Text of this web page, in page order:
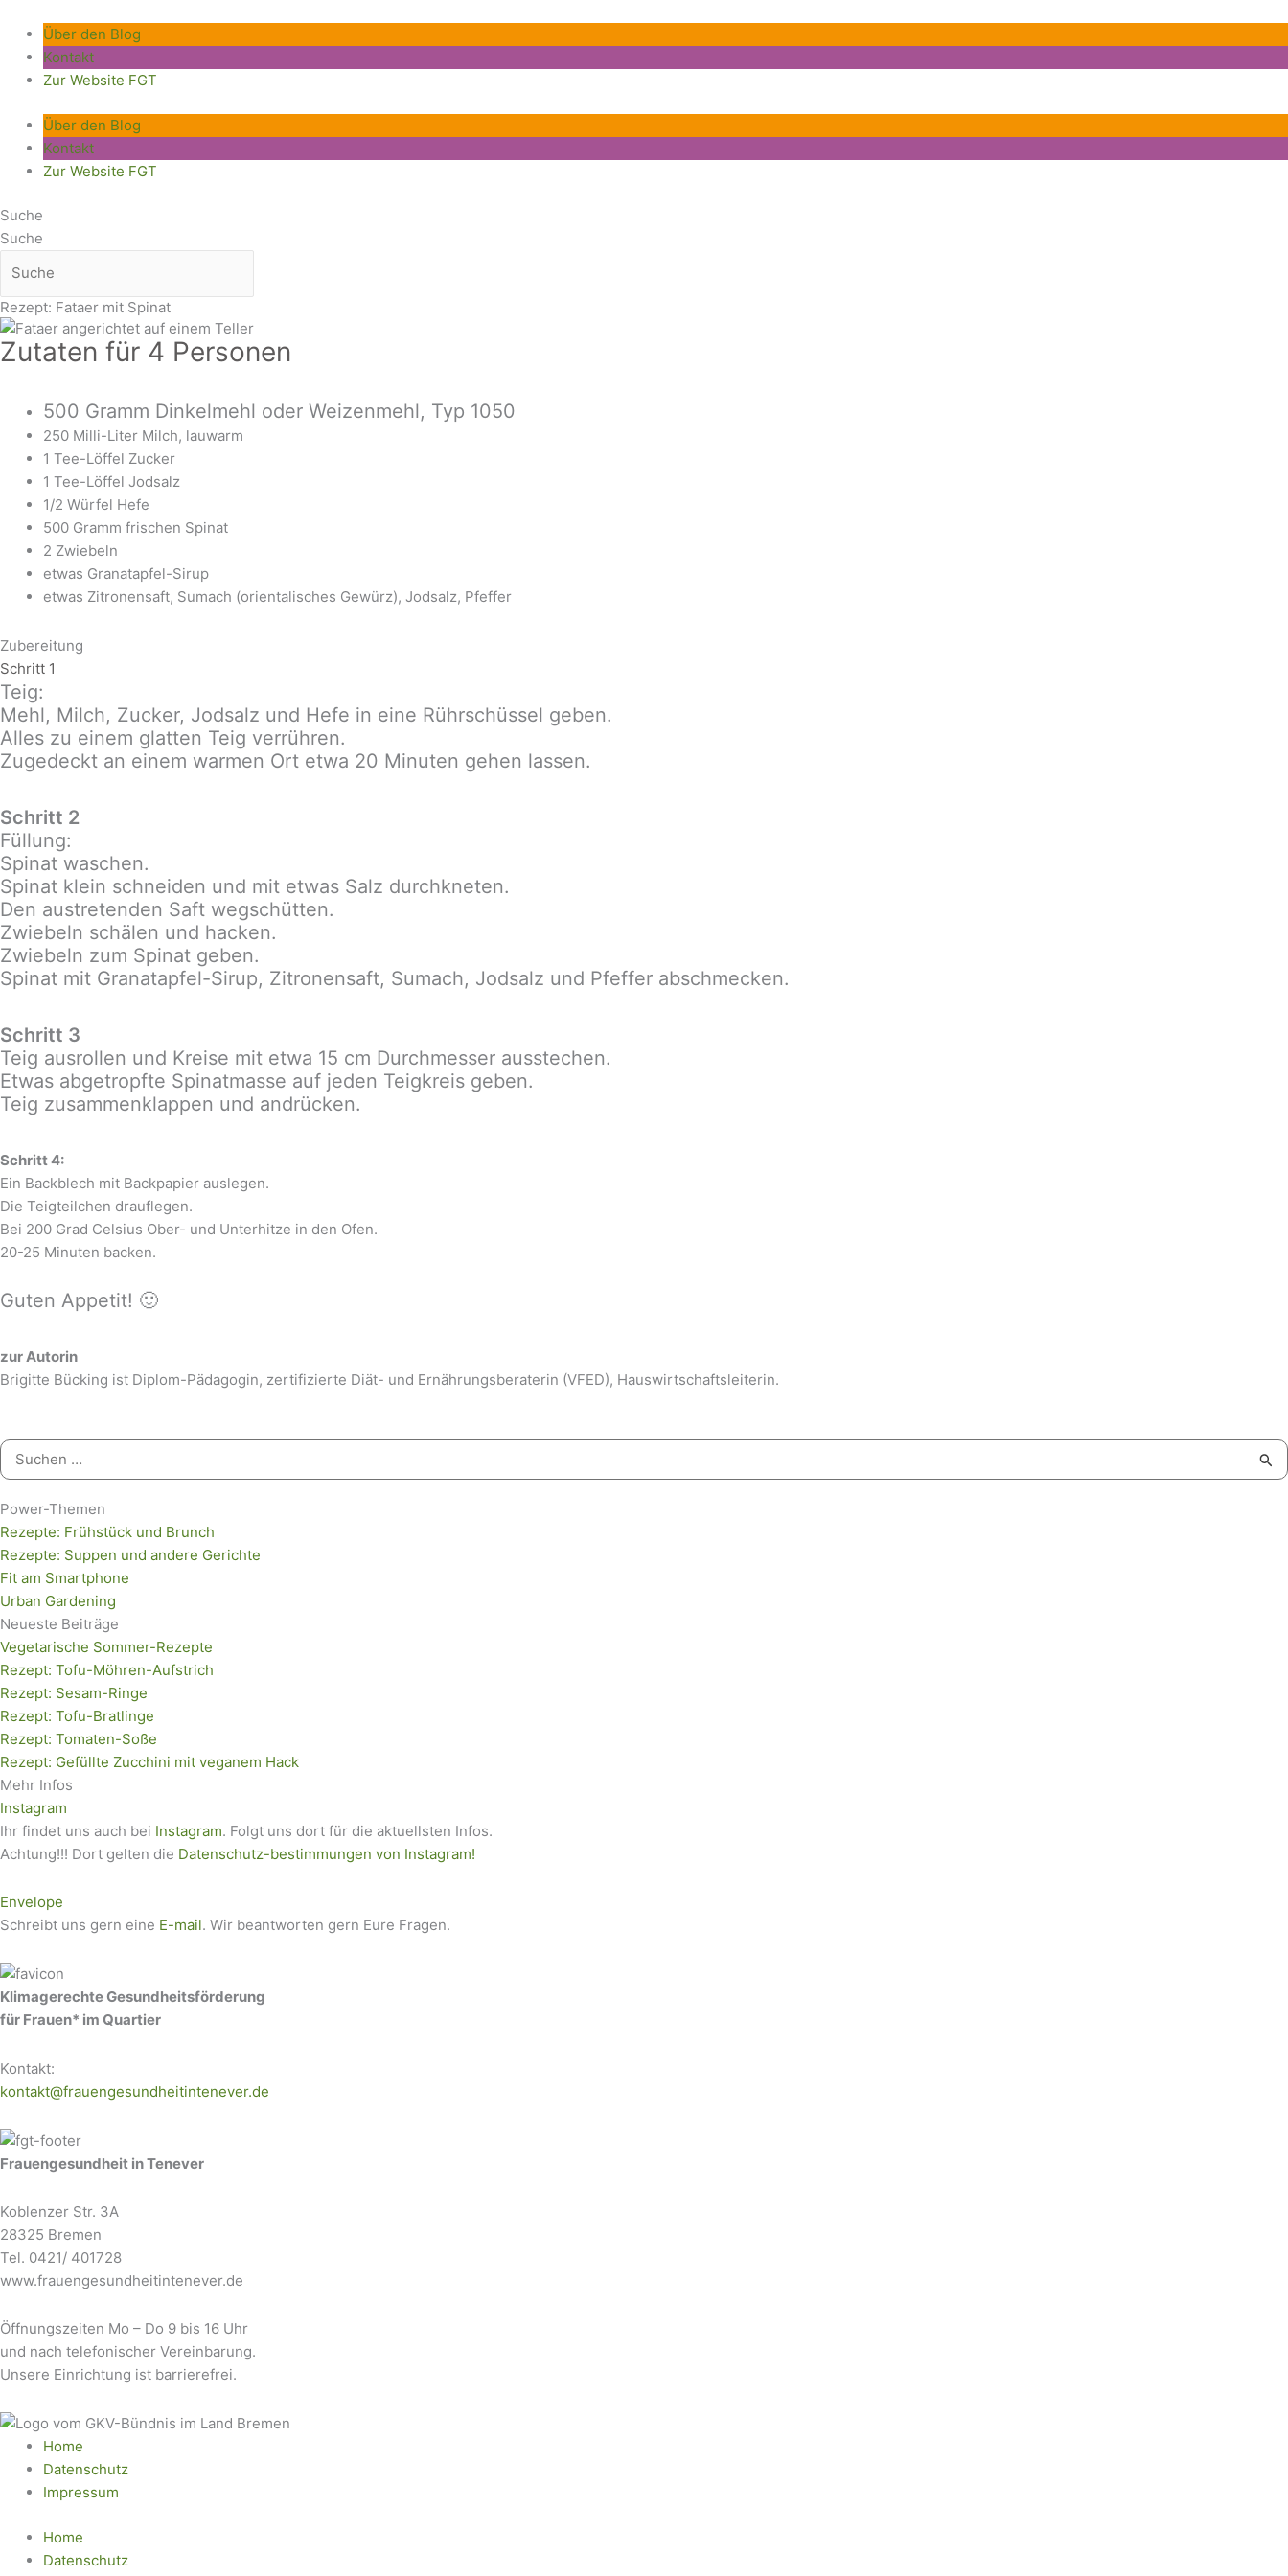
Inhalt
springen
Über den Blog
Kontakt
Zur Website FGT
Über den Blog
Kontakt
Zur Website FGT
Suche
Suche
Rezept: Fataer mit Spinat
Zutaten für 4 Personen
500 Gramm Dinkelmehl oder Weizenmehl, Typ 1050
250 Milli-Liter Milch, lauwarm
1 Tee-Löffel Zucker
1 Tee-Löffel Jodsalz
1/2 Würfel Hefe
500 Gramm frischen Spinat
2 Zwiebeln
etwas Granatapfel-Sirup
etwas Zitronensaft, Sumach (orientalisches Gewürz), Jodsalz, Pfeffer
Zubereitung
Schritt 1
Teig:
Mehl, Milch, Zucker, Jodsalz und Hefe in eine Rührschüssel geben.
Alles zu einem glatten Teig verrühren.
Zugedeckt an einem warmen Ort etwa 20 Minuten gehen lassen.
Schritt 2
Füllung:
Spinat waschen.
Spinat klein schneiden und mit etwas Salz durchkneten.
Den austretenden Saft wegschütten.
Zwiebeln schälen und hacken.
Zwiebeln zum Spinat geben.
Spinat mit Granatapfel-Sirup, Zitronensaft, Sumach, Jodsalz und Pfeffer abschmecken.
Schritt 3
Teig ausrollen und Kreise mit etwa 15 cm Durchmesser ausstechen.
Etwas abgetropfte Spinatmasse auf jeden Teigkreis geben.
Teig zusammenklappen und andrücken.
Schritt 4:
Ein Backblech mit Backpapier auslegen.
Die Teigteilchen drauflegen.
Bei 200 Grad Celsius Ober- und Unterhitze in den Ofen.
20-25 Minuten backen.
Guten Appetit! 🙂
zur Autorin
Brigitte Bücking ist Diplom-Pädagogin, zertifizierte Diät- und Ernährungsberaterin (VFED), Hauswirtschaftsleiterin.
Suchen
nach:
Power-Themen
Rezepte: Frühstück und Brunch
Rezepte: Suppen und andere Gerichte
Fit am Smartphone
Urban Gardening
Neueste Beiträge
Vegetarische Sommer-Rezepte
Rezept: Tofu-Möhren-Aufstrich
Rezept: Sesam-Ringe
Rezept: Tofu-Bratlinge
Rezept: Tomaten-Soße
Rezept: Gefüllte Zucchini mit veganem Hack
Mehr Infos
Instagram
Ihr findet uns auch bei Instagram. Folgt uns dort für die aktuellsten Infos.
Achtung!!! Dort gelten die Datenschutz-bestimmungen von Instagram!
Envelope
Schreibt uns gern eine E-mail. Wir beantworten gern Eure Fragen.
Klimagerechte Gesundheitsförderung
für Frauen* im Quartier
Kontakt:
kontakt@frauengesundheitintenever.de
Frauengesundheit in Tenever
Koblenzer Str. 3A
28325 Bremen
Tel. 0421/ 401728
www.frauengesundheitintenever.de
Öffnungszeiten Mo – Do 9 bis 16 Uhr
und nach telefonischer Vereinbarung.
Unsere Einrichtung ist barrierefrei.
Home
Datenschutz
Impressum
Home
Datenschutz